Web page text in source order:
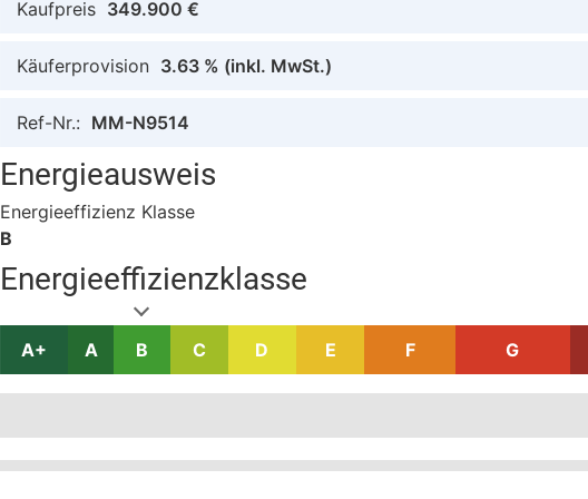
Kaufpreis 349.900 €
Käuferprovision 3.63 % (inkl. MwSt.)
Ref-Nr.: MM-N9514
Energieausweis
Energieeffizienz Klasse
B
Energieeffizienzklasse
A+ A B C D E F G